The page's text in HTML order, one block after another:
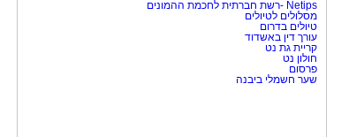
Netips -רשת חברתית לחכמת ההמונים
מסלולים לטיולים
טיולים בדרום
עורך דין באשדוד
קריית גת נט
חולון נט
פרסום
שער חשמלי ביבנה